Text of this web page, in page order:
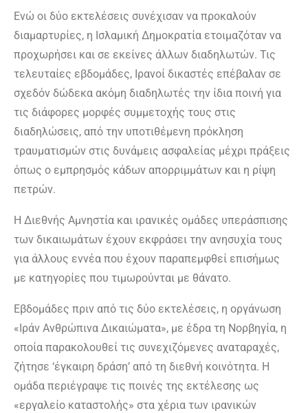
Ενώ οι δύο εκτελέσεις συνέχισαν να προκαλούν
διαμαρτυρίες, η Ισλαμική Δημοκρατία ετοιμαζόταν να
προχωρήσει και σε εκείνες άλλων διαδηλωτών. Τις
τελευταίες εβδομάδες, Ιρανοί δικαστές επέβαλαν σε
σχεδόν δώδεκα ακόμη διαδηλωτές την ίδια ποινή για
τις διάφορες μορφές συμμετοχής τους στις
διαδηλώσεις, από την υποτιθέμενη πρόκληση
τραυματισμών στις δυνάμεις ασφαλείας μέχρι πράξεις
όπως ο εμπρησμός κάδων απορριμμάτων και η ρίψη
πετρών.
Η Διεθνής Αμνηστία και ιρανικές ομάδες υπεράσπισης
των δικαιωμάτων έχουν εκφράσει την ανησυχία τους
για άλλους εννέα που έχουν παραπεμφθεί επισήμως
με κατηγορίες που τιμωρούνται με θάνατο.
Εβδομάδες πριν από τις δύο εκτελέσεις, η οργάνωση
«Ιράν Ανθρώπινα Δικαιώματα», με έδρα τη Νορβηγία, η
οποία παρακολουθεί τις συνεχιζόμενες αναταραχές,
ζήτησε ‘έγκαιρη δράση’ από τη διεθνή κοινότητα. Η
ομάδα περιέγραψε τις ποινές της εκτέλεσης ως
«εργαλείο καταστολής» στα χέρια των ιρανικών